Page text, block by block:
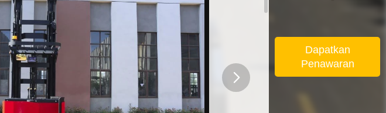
Dapatkan
Penawaran